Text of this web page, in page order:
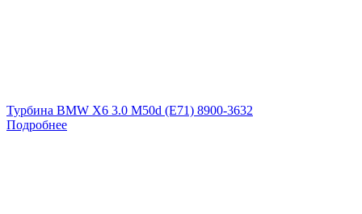
Турбина BMW X6 3.0 M50d (E71) 8900-3632
Подробнее